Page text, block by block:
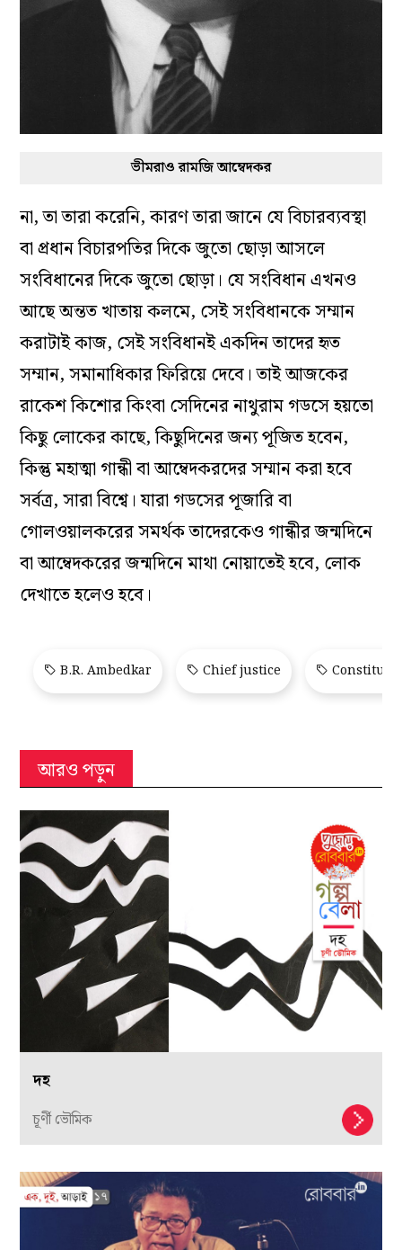
ভীমরাও রামজি আম্বেদকর
না, তা তারা করেনি, কারণ তারা জানে যে বিচারব্যবস্থা
বা প্রধান বিচারপতির দিকে জুতো ছোড়া আসলে
সংবিধানের দিকে জুতো ছোড়া। যে সংবিধান এখনও
আছে অন্তত খাতায় কলমে, সেই সংবিধানকে সম্মান
করাটাই কাজ, সেই সংবিধানই একদিন তাদের হৃত
সম্মান, সমানাধিকার ফিরিয়ে দেবে। তাই আজকের
রাকেশ কিশোর কিংবা সেদিনের নাথুরাম গডসে হয়তো
কিছু লোকের কাছে, কিছুদিনের জন্য পূজিত হবেন,
কিন্তু মহাত্মা গান্ধী বা আম্বেদকরদের সম্মান করা হবে
সর্বত্র, সারা বিশ্বে। যারা গডসের পূজারি বা
গোলওয়ালকরের সমর্থক তাদেরকেও গান্ধীর জন্মদিনে
বা আম্বেদকরের জন্মদিনে মাথা নোয়াতেই হবে, লোক
দেখাতে হলেও হবে।
B.R. Ambedkar Chief justice
আরও পড়ুন
দহ
চূর্ণী ভৌমিক